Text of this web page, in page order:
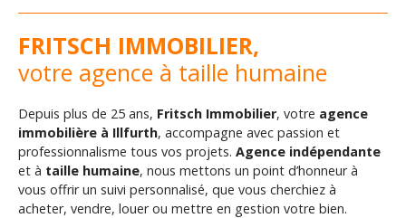
FRITSCH IMMOBILIER,
votre agence à taille humaine
Depuis plus de 25 ans, Fritsch Immobilier, votre agence
immobilière à Illfurth, accompagne avec passion et
professionnalisme tous vos projets. Agence indépendante
et à taille humaine, nous mettons un point d’honneur à
vous offrir un suivi personnalisé, que vous cherchiez à
acheter, vendre, louer ou mettre en gestion votre bien.